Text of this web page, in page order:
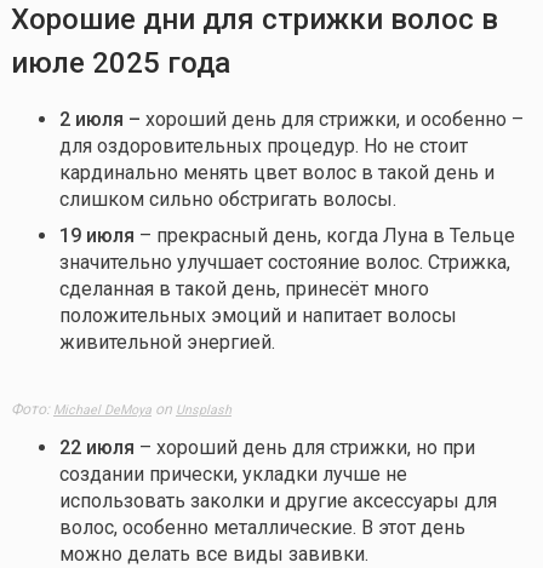
Хорошие дни для стрижки волос в
июле 2025 года
2 июля – хороший день для стрижки, и особенно –
для оздоровительных процедур. Но не стоит
кардинально менять цвет волос в такой день и
слишком сильно обстригать волосы.
19 июля – прекрасный день, когда Луна в Тельце
значительно улучшает состояние волос. Стрижка,
сделанная в такой день, принесёт много
положительных эмоций и напитает волосы
живительной энергией.
Фото: Michael DeMoyaon Unsplash
22 июля – хороший день для стрижки, но при
создании прически, укладки лучше не
использовать заколки и другие аксессуары для
волос, особенно металлические. В этот день
можно делать все виды завивки.